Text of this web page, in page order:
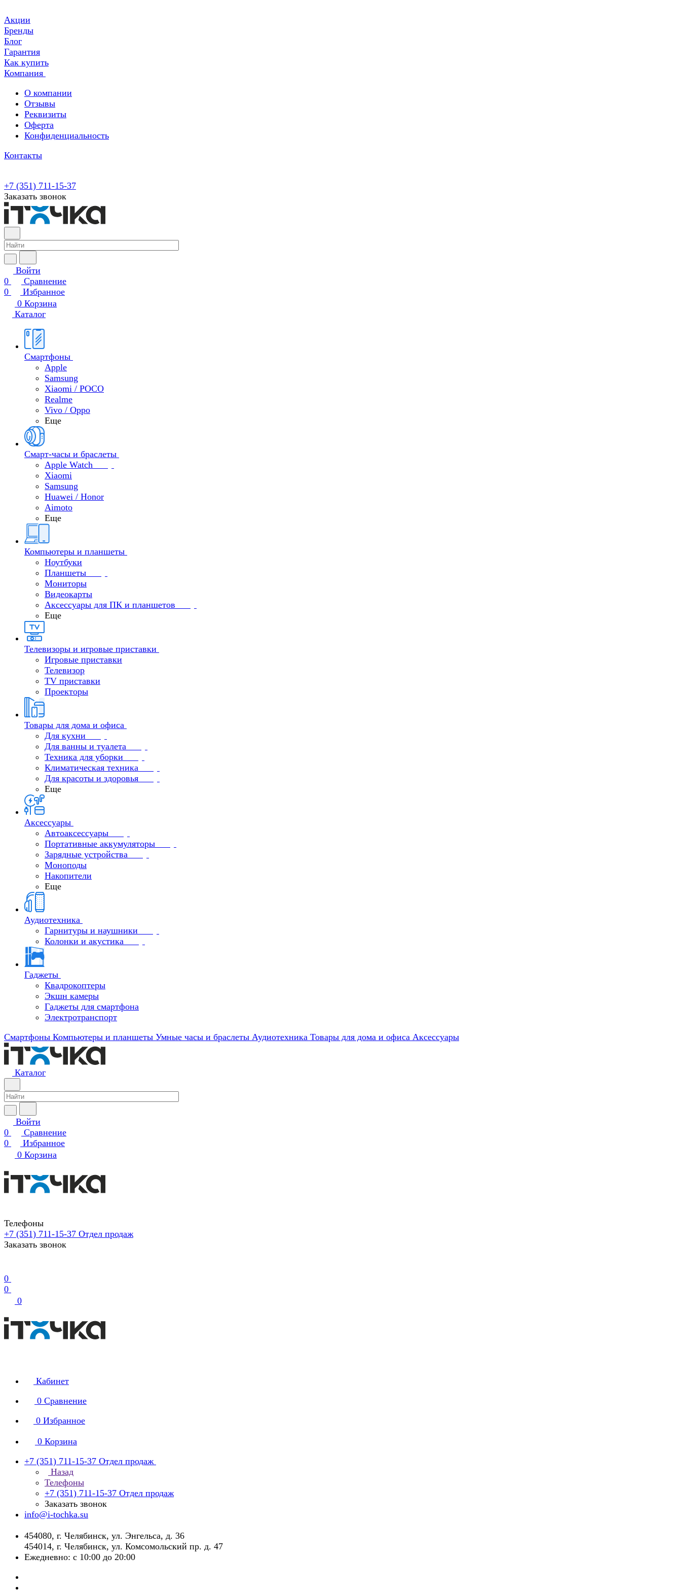
Акции
Бренды
Блог
Гарантия
Как купить
Компания
О компании
Отзывы
Реквизиты
Оферта
Конфиденциальность
Контакты
+7 (351) 711-15-37
Заказать звонок
Войти
0
Сравнение
0
Избранное
0 Корзина
Каталог
Смартфоны
Apple
Samsung
Xiaomi / POCO
Realme
Vivo / Oppo
Еще
Смарт-часы и браслеты
Apple Watch
Xiaomi
Samsung
Huawei / Honor
Aimoto
Еще
Компьютеры и планшеты
Ноутбуки
Планшеты
Мониторы
Видеокарты
Аксессуары для ПК и планшетов
Еще
Телевизоры и игровые приставки
Игровые приставки
Телевизор
TV приставки
Проекторы
Товары для дома и офиса
Для кухни
Для ванны и туалета
Техника для уборки
Климатическая техника
Для красоты и здоровья
Еще
Аксессуары
Автоаксессуары
Портативные аккумуляторы
Зарядные устройства
Моноподы
Накопители
Еще
Аудиотехника
Гарнитуры и наушники
Колонки и акустика
Гаджеты
Квадрокоптеры
Экшн камеры
Гаджеты для смартфона
Электротранспорт
Смартфоны Компьютеры и планшеты Умные часы и браслеты Аудиотехника Товары для дома и офиса Аксессуары
Каталог
Войти
0
Сравнение
0
Избранное
0 Корзина
Телефоны
+7 (351) 711-15-37 Отдел продаж
Заказать звонок
0
0
0
Кабинет
0 Сравнение
0 Избранное
0 Корзина
+7 (351) 711-15-37 Отдел продаж
Назад
Телефоны
+7 (351) 711-15-37 Отдел продаж
Заказать звонок
info@i-tochka.su
​454080, г. Челябинск, ул. Энгельса, д. 36
454014, г. Челябинск, ул. Комсомольский пр. д. 47
Ежедневно: с 10:00 до 20:00